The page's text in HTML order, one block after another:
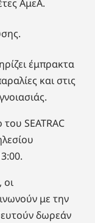
ΑμεΑ.
έμπρακτα
και στις
SEATRAC
οι
με την
δωρεάν